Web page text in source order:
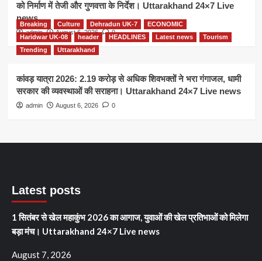
को निर्माण में तेजी और गुणवत्ता के निर्देश। Uttarakhand 24×7 Live
news
admin August 6, 2026 0
Breaking Culture Dehradun UK-7
ECONOMIC
Haridwar UK-08
header HEADLINES Latest news
Tourism
Trending
Uttarakhand
कांवड़ यात्रा 2026: 2.19 करोड़ से अधिक शिवभक्तों ने भरा गंगाजल, धामी
सरकार की व्यवस्थाओं की सराहना। Uttarakhand 24×7 Live news
admin August 6, 2026 0
Latest posts
1 सितंबर से खेल महाकुंभ 2026 का आगाज, युवाओं की खेल प्रतिभाओं को मिलेगा
बड़ा मंच। Uttarakhand 24×7 Live news
August 7, 2026